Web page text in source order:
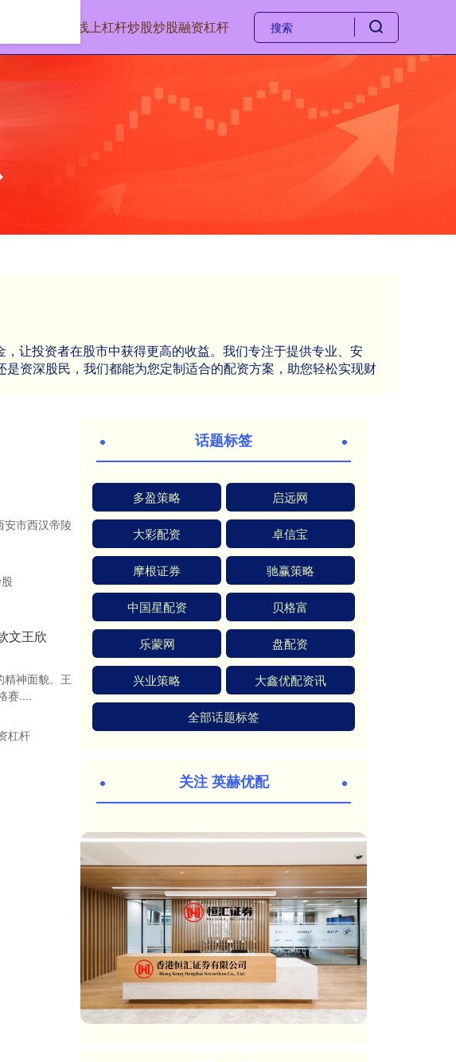
线上杠杆炒股炒股融资杠杆
让投资者在股市中获得更高的收益。我们专注于提供专业、安
资深股民，我们都能为您定制适合的配资方案，助您轻松实现财
市西汉帝陵
文王欣
神面貌。王
赛....
杠杆
话题标签
多盈策略 启远网
大彩配资 卓信宝
摩根证券 驰赢策略
中国星配资 贝格富
乐蒙网 盘配资
兴业策略 大鑫优配资讯
全部话题标签
关注 英赫优配